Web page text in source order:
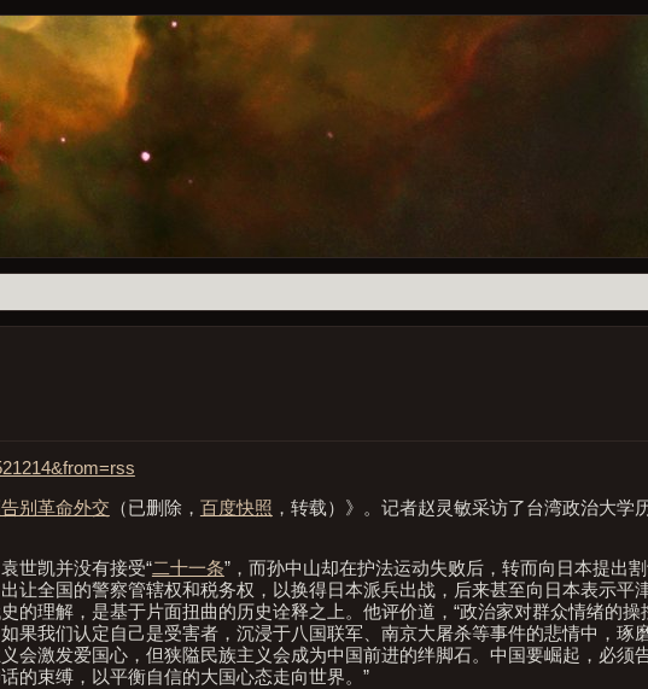
别革命外交 （已删除， 百度快照 ，转载）》。记者赵灵敏采访了台湾政治大学
世凯并没有接受“二十一条”，而孙中山却在护法运动失败后，转而向日本提出
让全国的警察管辖权和税务权，以换得日本派兵出战，后来甚至向日本表示平
的理解，是基于片面扭曲的历史诠释之上。他评价道，“政治家对群众情绪的操
果我们认定自己是受害者，沉浸于八国联军、南京大屠杀等事件的悲情中，琢
会激发爱国心，但狭隘民族主义会成为中国前进的绊脚石。中国要崛起，必须
的束缚，以平衡自信的大国心态走向世界。”